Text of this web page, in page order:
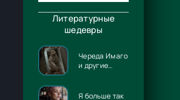
Литературные
шедевры
Череда Имаго
и другие
Я больше так